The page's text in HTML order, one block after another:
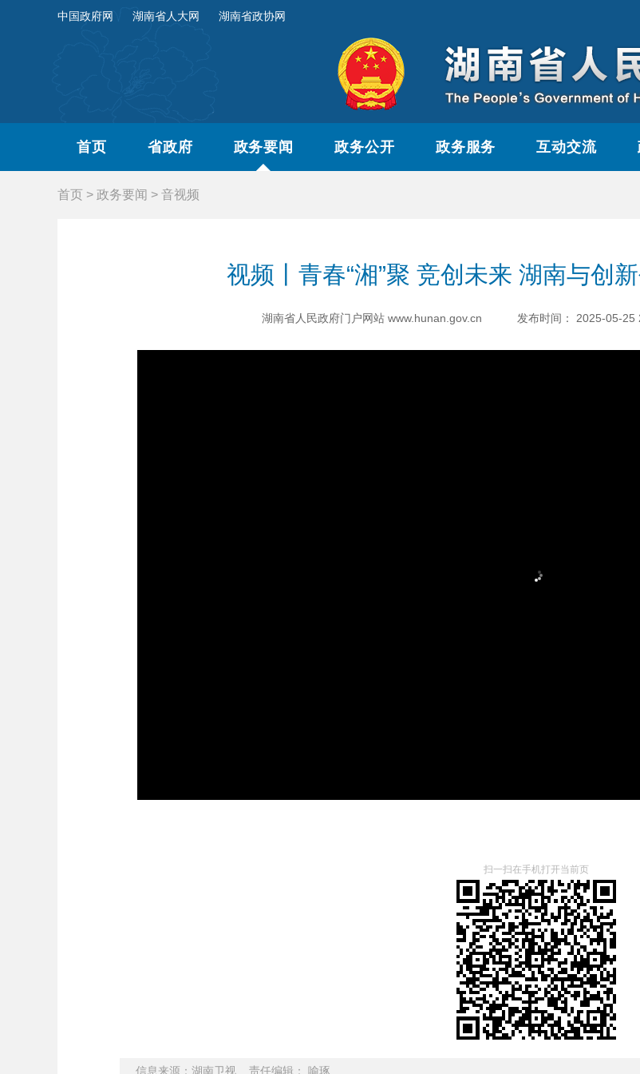
中国政府网 湖南省人大网 湖南省政协网
首页 省政府 政务要闻 政务公开 政务服务 互动交流
首页 > 政务要闻 > 音视频
视频丨青春“湘”聚 竞创未来 湖南与创
湖南省人民政府门户网站 www.hunan.gov.cn 发布时间： 2025-05-25
扫一扫在手机打开当前页
信息来源：湖南卫视 责任编辑： 喻琢